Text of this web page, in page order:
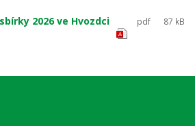
2026 ve Hvozdci pdf 87 kB